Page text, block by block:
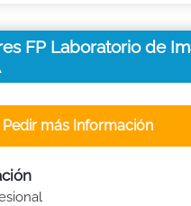
FP Laboratorio de
Pedir más Información